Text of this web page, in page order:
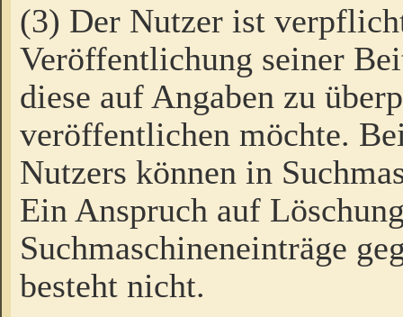
(3) Der Nutzer ist
Veröffentlichung seiner
diese auf Angaben zu
veröffentlichen möchte.
Nutzers können in
Ein Anspruch auf
Suchmaschineneinträge
besteht nicht.